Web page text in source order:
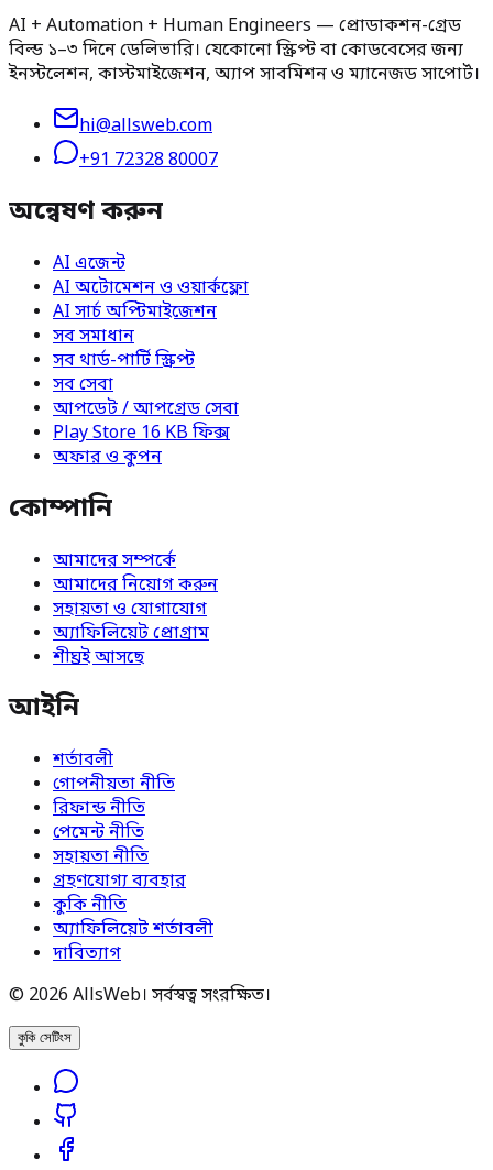
AI + Automation + Human Engineers — প্রোডাকশন-গ্রেড
বিল্ড ১–৩ দিনে ডেলিভারি। যেকোনো স্ক্রিপ্ট বা কোডবেসের জন্য
ইনস্টলেশন, কাস্টমাইজেশন, অ্যাপ সাবমিশন ও ম্যানেজড সাপোর্ট।
hi@allsweb.com
+91 72328 80007
অন্বেষণ করুন
AI এজেন্ট
AI অটোমেশন ও ওয়ার্কফ্লো
AI সার্চ অপ্টিমাইজেশন
সব সমাধান
সব থার্ড-পার্টি স্ক্রিপ্ট
সব সেবা
আপডেট / আপগ্রেড সেবা
Play Store 16 KB ফিক্স
অফার ও কুপন
কোম্পানি
আমাদের সম্পর্কে
আমাদের নিয়োগ করুন
সহায়তা ও যোগাযোগ
অ্যাফিলিয়েট প্রোগ্রাম
শীঘ্রই আসছে
আইনি
শর্তাবলী
গোপনীয়তা নীতি
রিফান্ড নীতি
পেমেন্ট নীতি
সহায়তা নীতি
গ্রহণযোগ্য ব্যবহার
কুকি নীতি
অ্যাফিলিয়েট শর্তাবলী
দাবিত্যাগ
© 2026 AllsWeb। সর্বস্বত্ব সংরক্ষিত।
কুকি সেটিংস